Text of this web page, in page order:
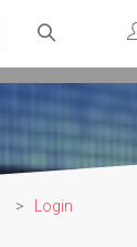
Registrati
> Login